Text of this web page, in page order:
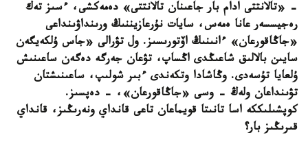
- «تالانتتى ادام بار جاعىنان تالانتتى» دەمەكشى، ءسىز تەك
رەجيسسەر عانا ەمەس، سايات نۇرعازيننىڭ ورىنداۋىنداعى
«جاڭاقورعان» ءانىنىڭ اۆتورىسىز. ول تۋرالى «جاس ۇلكەيگەن
سايىن بالالىق شاعىڭدى اڭساپ، تۋعان جەرگە دەگەن ساعىنىش
ۇلعايا تۇسەدى. وڭاشادا وتكەندى ءبىر شولىپ، ساعىنىشتان
تۋىنداعان ولەڭ - وسى «جاڭاقورعان»، - دەپسىز.
كوپشىلىككە اسا تانىتا قويماعان تاعى قانداي ونەرىڭىز، قانداي
قىرىڭىز بار؟